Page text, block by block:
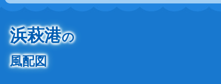
浜萩港の
風配図